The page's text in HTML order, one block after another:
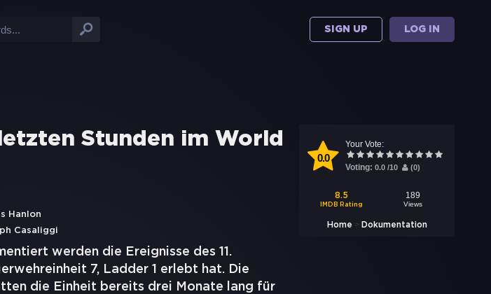
SIGN UP LOG IN
0.0
Your Vote:
Voting: 0.0 /10 (0)
8.5
IMDB Rating
189
Views
Home > Dokumentation
Stunden im World
Hanlon
Casaliggi
werden die Ereignisse des 11.
7, Ladder 1 erlebt hat. Die
die Einheit bereits drei Monate lang für